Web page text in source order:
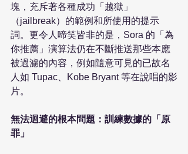
塊，充斥著各種成功「越獄」
（jailbreak）的範例和所使用的提示
詞。更令人啼笑皆非的是，Sora 的「為
你推薦」演算法仍在不斷推送那些本應
被過濾的內容，例如隨意可見的已故名
人如 Tupac、Kobe Bryant 等在說唱的影
片。
無法迴避的根本問題：訓練數據的「原
罪」